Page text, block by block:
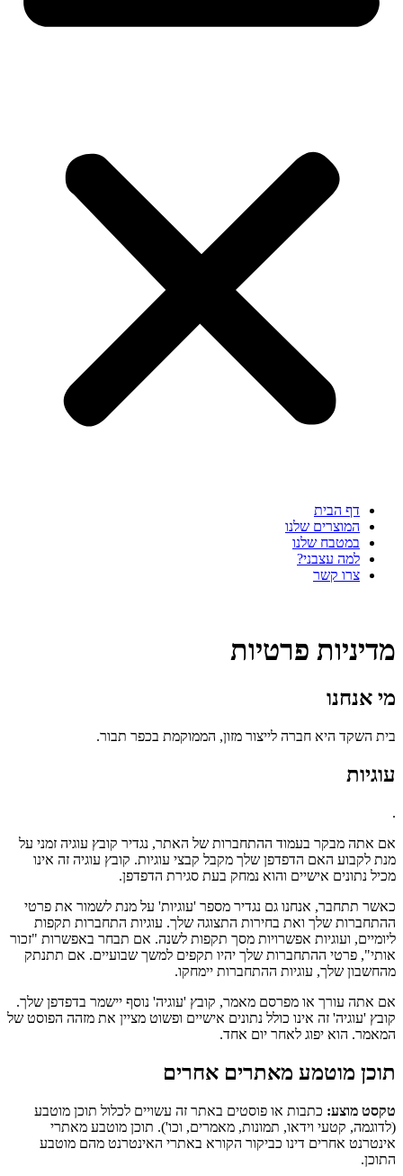
דף הבית
המוצרים שלנו
במטבח שלנו
למה עצבני?
צרו קשר
מדיניות פרטיות
מי אנחנו
בית השקד היא חברה לייצור מזון, הממוקמת בכפר תבור.
עוגיות
.
אם אתה מבקר בעמוד ההתחברות של האתר, נגדיר קובץ עוגיה זמני על
מנת לקבוע האם הדפדפן שלך מקבל קבצי עוגיות. קובץ עוגיה זה אינו
מכיל נתונים אישיים והוא נמחק בעת סגירת הדפדפן.
כאשר תתחבר, אנחנו גם נגדיר מספר 'עוגיות' על מנת לשמור את פרטי
ההתחברות שלך ואת בחירות התצוגה שלך. עוגיות התחברות תקפות
ליומיים, ועוגיות אפשרויות מסך תקפות לשנה. אם תבחר באפשרות "זכור
אותי", פרטי ההתחברות שלך יהיו תקפים למשך שבועיים. אם תתנתק
מהחשבון שלך, עוגיות ההתחברות יימחקו.
אם אתה עורך או מפרסם מאמר, קובץ 'עוגיה' נוסף יישמר בדפדפן שלך.
קובץ 'עוגיה' זה אינו כולל נתונים אישיים ופשוט מציין את מזהה הפוסט של
המאמר. הוא יפוג לאחר יום אחד.
תוכן מוטמע מאתרים אחרים
טקסט מוצע: כתבות או פוסטים באתר זה עשויים לכלול תוכן מוטבע
(לדוגמה, קטעי וידאו, תמונות, מאמרים, וכו'). תוכן מוטבע מאתרי
אינטרנט אחרים דינו כביקור הקורא באתרי האינטרנט מהם מוטבע
התוכן.